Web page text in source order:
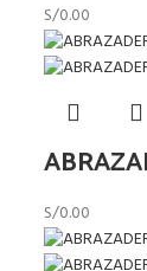
S/0.00
S/0.00